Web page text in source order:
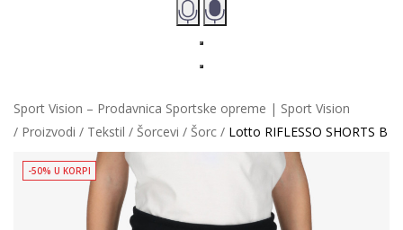
Sport Vision – Prodavnica Sportske opreme | Sport Vision
Proizvodi
Tekstil Šorcevi Šorc Lotto RIFLESSO SHORTS B
-50% U KORPI